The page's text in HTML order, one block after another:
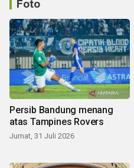
Foto
Persib Bandung menang
atas Tampines Rovers
Jumat, 31 Juli 2026